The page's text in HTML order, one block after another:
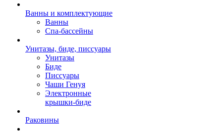
Ванны и комплектующие
Ванны
Спа-бассейны
Унитазы, биде, писсуары
Унитазы
Биде
Писсуары
Чаши Генуя
Электронные
крышки-биде
Раковины